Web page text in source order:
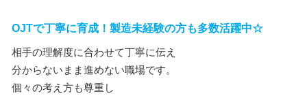
OJTで丁寧に育成！製造未経験の方も多数活躍中☆
相手の理解度に合わせて丁寧に伝え
分からないまま進めない職場です。
個々の考え方も尊重し